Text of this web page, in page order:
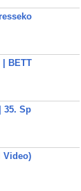
| BETT
35. Sp
Video)